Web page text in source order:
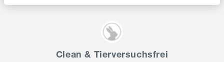
Clean & Tierversuchsfrei